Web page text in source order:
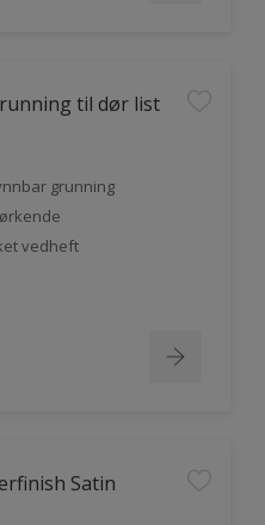
til dør list
grunning
vedheft
Satin